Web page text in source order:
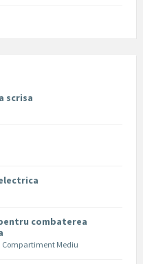
scrisa
combaterea
Compartiment Mediu